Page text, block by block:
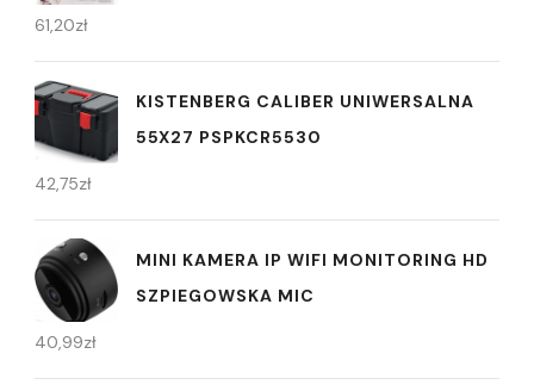
61,20zł
KISTENBERG CALIBER UNIWERSALNA
55X27 PSPKCR5530
42,75zł
MINI KAMERA IP WIFI MONITORING HD
SZPIEGOWSKA MIC
40,99zł